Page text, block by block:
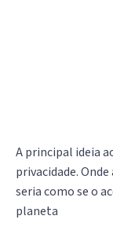
A principal ideia
privacidade.
seria como se o
planeta